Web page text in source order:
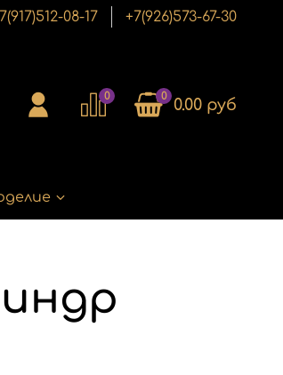
08-17 +7(926)573-67-30
0 0 0.00 руб